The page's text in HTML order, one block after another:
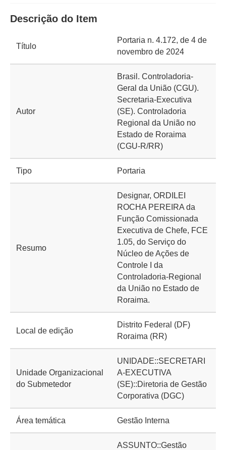
Descrição do Item
Título
Portaria n. 4.172, de 4 de
novembro de 2024
Autor
Brasil. Controladoria-
Geral da União (CGU).
Secretaria-Executiva
(SE). Controladoria
Regional da União no
Estado de Roraima
(CGU-R/RR)
Tipo Portaria
Resumo
Designar, ORDILEI
ROCHA PEREIRA da
Função Comissionada
Executiva de Chefe, FCE
1.05, do Serviço do
Núcleo de Ações de
Controle I da
Controladoria-Regional
da União no Estado de
Roraima.
Local de edição
Distrito Federal (DF)
Roraima (RR)
Unidade Organizacional
do Submetedor
UNIDADE::SECRETARI
A-EXECUTIVA
(SE)::Diretoria de Gestão
Corporativa (DGC)
Área temática Gestão Interna
ASSUNTO::Gestão